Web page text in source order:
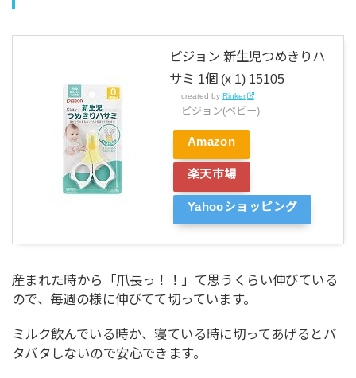
ピジョン 新生児つめきりハ
サミ 1個 (x 1) 15105
created by Rinker
ピジョン(ベビー)
Amazon
楽天市場
Yahooショッピング
産まれた時から「爪長っ！！」て思うくらい伸びている
ので、毎週の様に伸びてて切っています。
ミルク飲んでいる時か、寝ている時に切ってあげるとバ
タバタしないので安心できます。